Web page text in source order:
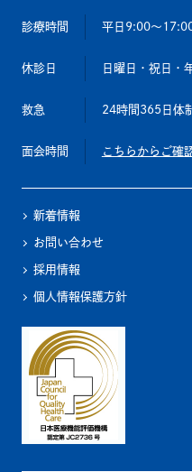
診療時間 平日9:00～
休診日 日曜日・祝日・
救急 24時間365日体制
面会時間 こちらからご確
新着情報
お問い合わせ
採用情報
個人情報保護方針